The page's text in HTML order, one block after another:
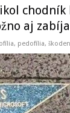
aj
, pedofília,